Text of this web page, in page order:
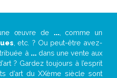
œuvre de ..., comme un
, etc. ? Ou peut-être avez-
à ...dans une vente aux
? Gardez toujours à l’esprit
d’art du XXème siècle sont